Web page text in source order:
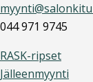
044 971 9745
RASK-ripset
Jälleenmyynti